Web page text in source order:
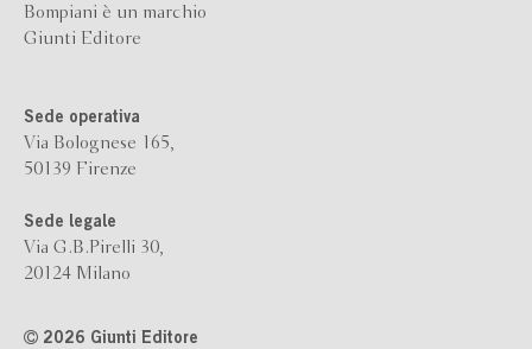
Bompiani è un marchio
Giunti Editore
Sede operativa
Via Bolognese 165,
50139 Firenze
Sede legale
Via G.B.Pirelli 30,
20124 Milano
2026 Giunti Editore